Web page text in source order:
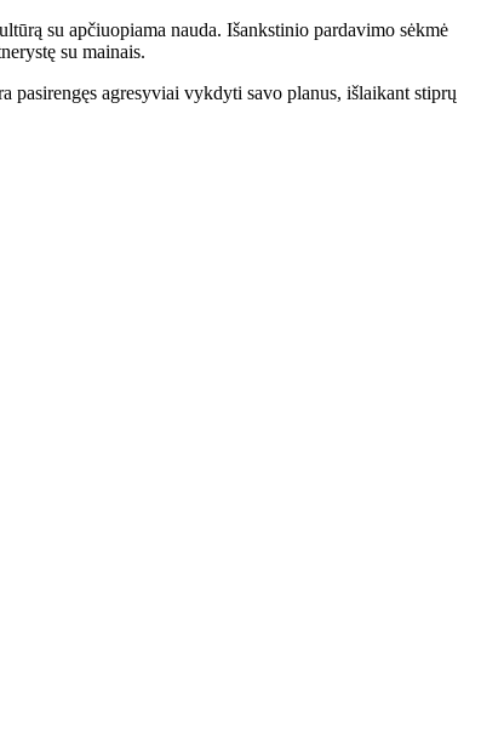
su apčiuopiama nauda. Išankstinio pardavimo sėkmė
su mainais.
pasirengęs agresyviai vykdyti savo planus, išlaikant stiprų